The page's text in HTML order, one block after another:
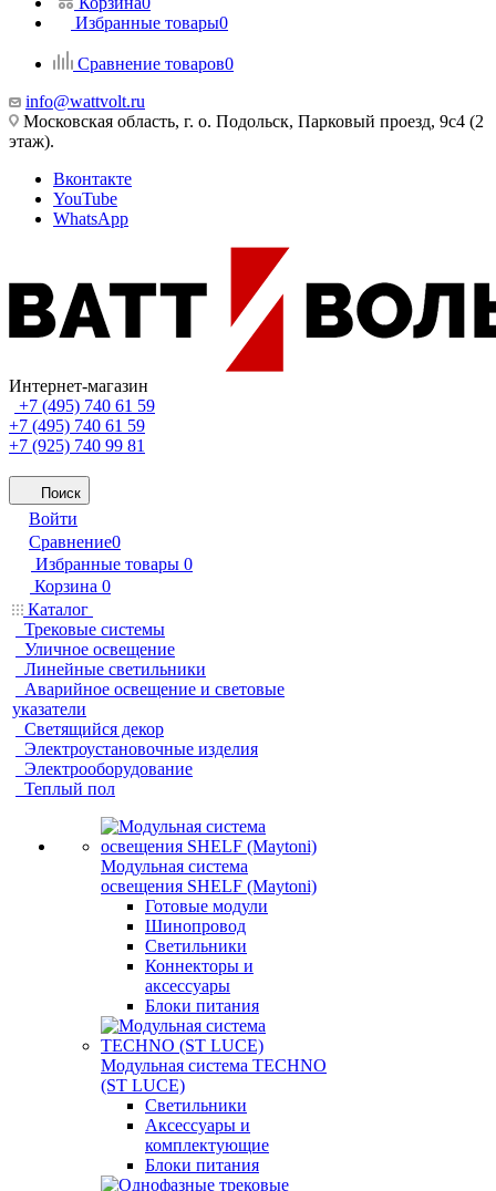
Избранные товары0
Сравнение товаров0
info@wattvolt.ru
Московская область, г. о. Подольск, Парковый проезд, 9с4 (2
этаж).
Вконтакте
YouTube
WhatsApp
Интернет-магазин
+7 (495) 740 61 59
+7 (495) 740 61 59
+7 (925) 740 99 81
Поиск
Войти
Сравнение0
Избранные товары 0
Корзина 0
Каталог
Трековые системы
Уличное освещение
Линейные светильники
Аварийное освещение и световые
указатели
Светящийся декор
Электроустановочные изделия
Электрооборудование
Теплый пол
Модульная система
освещения SHELF (Maytoni)
Готовые модули
Шинопровод
Светильники
Коннекторы и
аксессуары
Блоки питания
Модульная система TECHNO
(ST LUCE)
Светильники
Аксессуары и
комплектующие
Блоки питания